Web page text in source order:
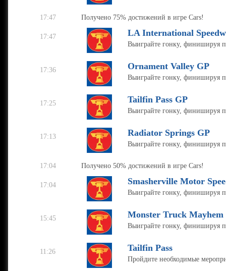
17:47 Получено 75% достижений в игре Cars!
17:47 LA International
Выиграйте гонку, финишируя
17:36 Ornament Valley GP
Выиграйте гонку, финишируя
17:25 Tailfin Pass GP
Выиграйте гонку, финишируя
17:13 Radiator Springs GP
Выиграйте гонку, финишируя
17:04 Получено 50% достижений в игре Cars!
17:04 Smasherville Motor
Выиграйте гонку, финишируя
15:45 Monster Truck Mayhem
Выиграйте гонку, финишируя
11:26 Tailfin Pass
Пройдите необходимые